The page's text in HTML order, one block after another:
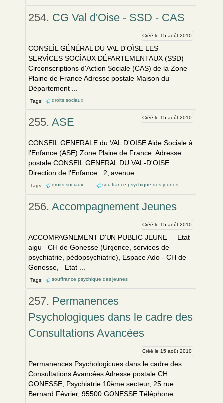
254. CG Val d'Oise - SSD - CAS
Créé le 15 août 2010
CONSEÌL GÉNÉRAL DU VAL D'OÌSE LES
SERVÌCES SOCÌAUX DÉPARTEMENTAUX (SSD)
Circonscriptions d'Action Sociale (CAS) de la Zone
Plaine de France Adresse postale Maison du
Département ...
Tags: droits sociaux
255. ASE Créé le 15 août 2010
CONSEIL GENERALE du VAL D'OISE Aide Sociale à
l'Enfance (ASE) Zone Plaine de France Adresse
postale CONSEIL GENERAL DU VAL-D'OISE :
Direction de l'Enfance : 2, avenue ...
Tags: droits sociaux souffrance psychique des jeunes
256. Accompagnement Jeunes
Créé le 15 août 2010
ACCOMPAGNEMENT D'UN PUBLIC JEUNE Etat
aigu CH de Gonesse (Urgence, services de
psychiatrie, pédopsychiatrie), Espace Ado - CH de
Gonesse, Etat ...
Tags: souffrance psychique des jeunes
257. Permanences
Psychologiques dans le cadre des
Consultations Avancées
Créé le 15 août 2010
Permanences Psychologiques dans le cadre des
Consultations Avancées Adresse postale CH
GONESSE, Psychiatrie 10ème secteur, 25 rue
Bernard Février, 95500 GONESSE Téléphone ...